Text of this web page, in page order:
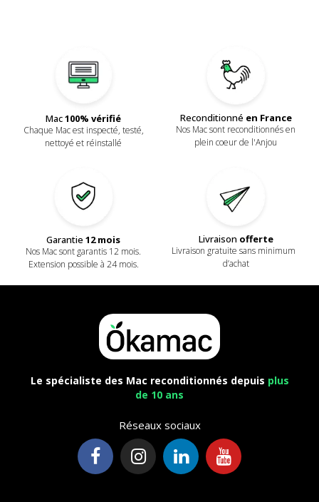
Mac100% vérifié
Chaque Mac est inspecté, testé,
nettoyé et réinstallé
Reconditionné en France
Nos Mac sont reconditionnés en
plein coeur de l'Anjou
Garantie 12 mois
Nos Mac sont garantis 12 mois.
Extension possible à 24 mois.
Livraison offerte
Livraison gratuite sans minimum
d’achat
Le spécialiste des Mac reconditionnés depuis plus
de 10 ans
Réseaux sociaux